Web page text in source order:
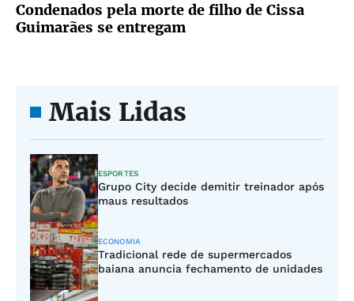
Condenados pela morte de filho de Cissa
Guimarães se entregam
Mais Lidas
ESPORTES
Grupo City decide demitir treinador após
maus resultados
ECONOMIA
Tradicional rede de supermercados
baiana anuncia fechamento de unidades